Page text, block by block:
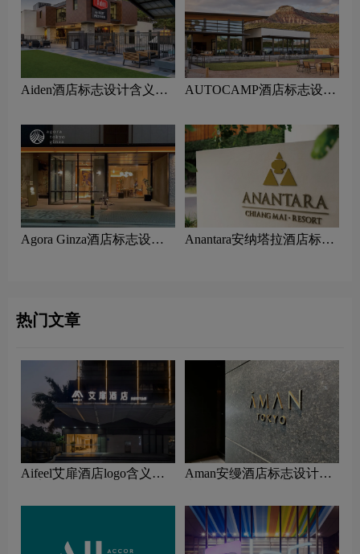
Aiden酒店标志设计含义及
AUTOCAMP酒店标志设计
Agora Ginza酒店标志设计
Anantara安纳塔拉酒店标志
热门文章
Aifeel艾扉酒店logo含义及
Aman安缦酒店标志设计含